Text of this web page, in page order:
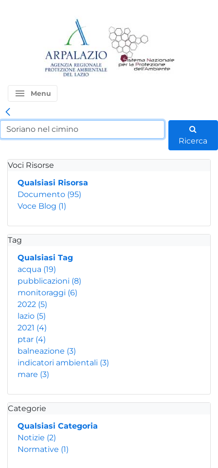
menu Menu
Ricerca
Voci Risorse
Qualsiasi Risorsa
Documento (95)
Voce Blog (1)
Tag
Qualsiasi Tag
acqua (19)
pubblicazioni (8)
monitoraggi (6)
2022 (5)
lazio (5)
2021 (4)
ptar (4)
balneazione (3)
indicatori ambientali (3)
mare (3)
Categorie
Qualsiasi Categoria
Notizie (2)
Normative (1)